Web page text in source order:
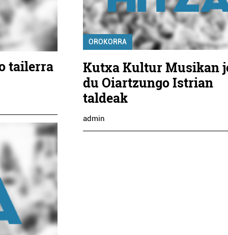
tailerra
OROKORRA
Kutxa Kultur Musikan
du Oiartzungo Istrian
taldeak
admin